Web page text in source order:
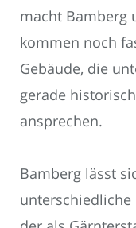
macht Bamberg
kommen noch
Gebäude, die
gerade
ansprechen.
Bamberg lässt
unterschiedliche